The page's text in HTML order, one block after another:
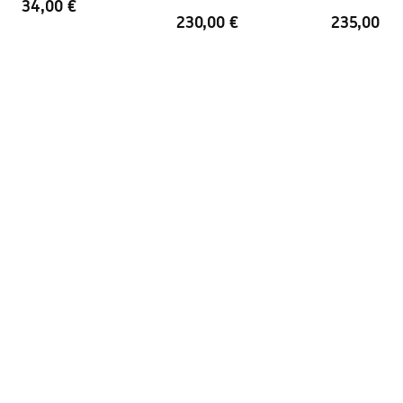
150mm
34,00 €
230,00 € 235,00 €